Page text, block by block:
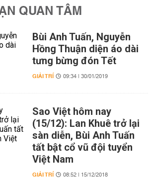
QUAN TÂM
Bùi Anh Tuấn, Nguyễn
Hồng Thuận diện áo dài
tưng bừng đón Tết
GIẢI TRÍ 09:34 | 30/01/2019
Sao Việt hôm nay
(15/12): Lan Khuê trở lại
sàn diễn, Bùi Anh Tuấn
tất bật cổ vũ đội tuyển
Việt Nam
GIẢI TRÍ 08:52 | 15/12/2018